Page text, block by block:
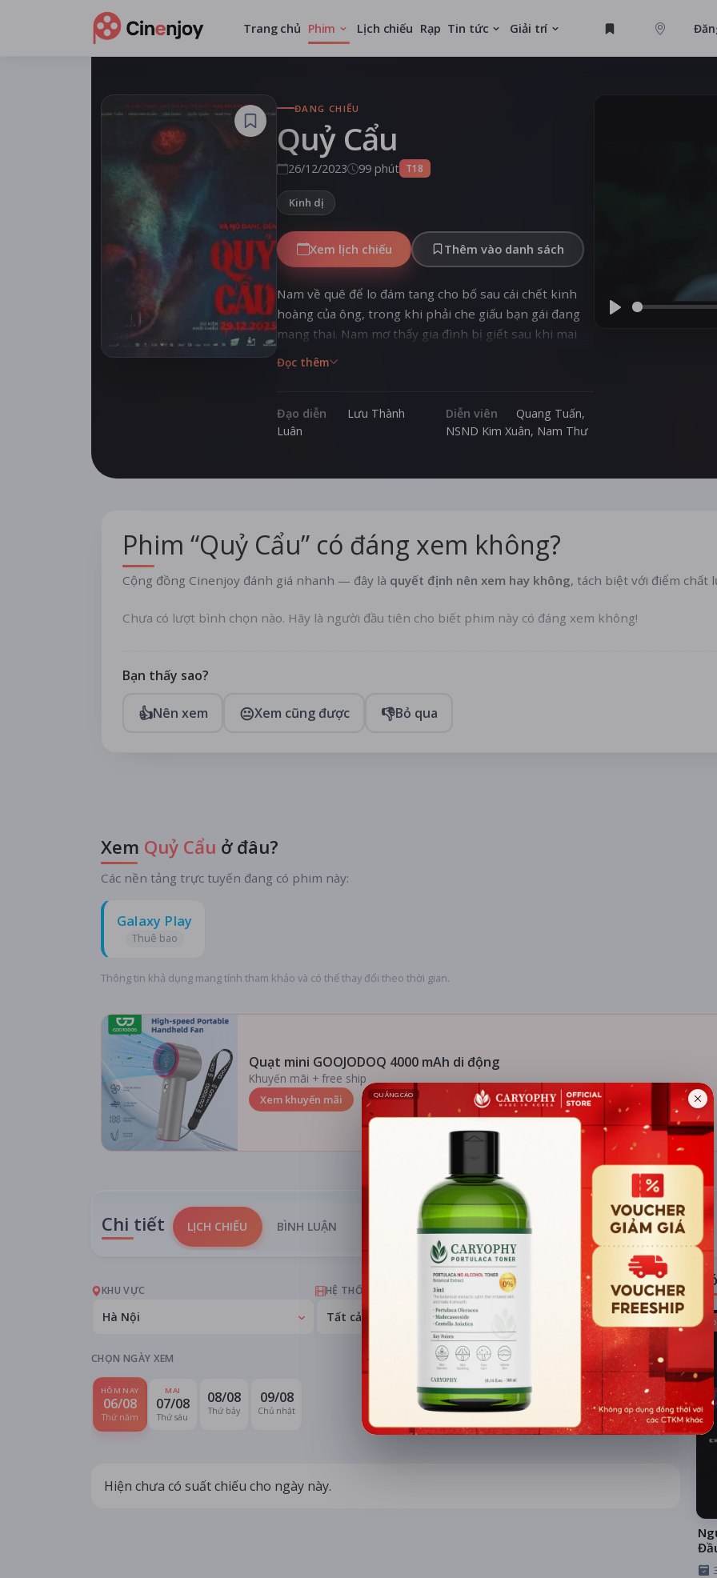
Trang chủ Phim Lịch chiếu Rạp Tin tức Giải trí
ĐANG CHIẾU
Quỷ Cẩu
26/12/2023 99 phút T18
Kinh dị
Xem lịch chiếu Thêm vào danh sách
Nam về quê để lo đám tang cho bố sau cái chết kinh
hoàng của ông, trong khi phải che giấu bạn gái đang
mang thai. Nam mơ thấy gia đình bị giết sau khi mai
hiện kì lạ. Ông Quyết, bà Thúy, và bà Liễu thì tin vào
thống của gia đình và phải điều tra để giải quyết sự
kiện kỳ lạ đang diễn ra.
Đọc thêm
Đạo diễn
Lưu Thành
Luân
Diễn viên Quang Tuấn,
NSND Kim Xuân, Nam Thư
Phim “Quỷ Cẩu” có đáng xem không?
Cộng đồng Cinenjoy đánh giá nhanh — đây là quyết định nên xem hay không, tách biệt với điểm chất
Chưa có lượt bình chọn nào. Hãy là người đầu tiên cho biết phim này có đáng xem không!
Bạn thấy sao?
👍Nên xem 😐Xem cũng được 👎Bỏ qua
Xem Quỷ Cẩu ở đâu?
Các nền tảng trực tuyến đang có phim này:
Galaxy Play
Thuê bao
Thông tin khả dụng mang tính tham khảo và có thể thay đổi theo thời gian.
Quạt mini GOOJODOQ 4000 mAh di động
Khuyến mãi + free ship
Xem khuyến mãi
Chi tiết LỊCH CHIẾU BÌNH LUẬN ĐÁNH GIÁ TIN TỨC
KHU VỰC
Hà Nội
HỆ THỐNG RẠP
Tất cả hệ thống
CHỌN NGÀY XEM
HÔM NAY
06/08
Thứ năm
MAI
07/08
Thứ sáu
08/08
Thứ bảy
09/08
Chủ nhật
Hiện chưa có suất chiếu cho ngày này.